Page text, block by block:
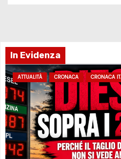
In Evidenza
ATTUALITÀ CRONACA CRONACA